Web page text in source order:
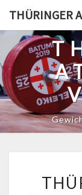
content
THÜRINGER